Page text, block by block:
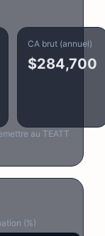
CA brut (annuel)
$284,700
au TEATT
(%)